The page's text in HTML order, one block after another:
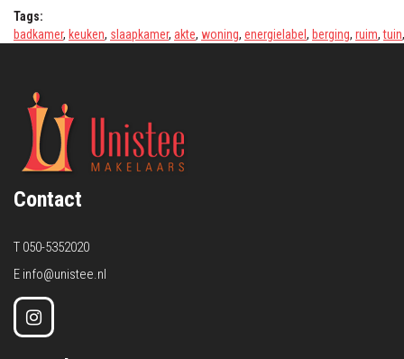
Tags:
badkamer, keuken, slaapkamer, akte, woning, energielabel , berging, ruim,tuin
Contact
T 050-5352020
E info@unistee.nl